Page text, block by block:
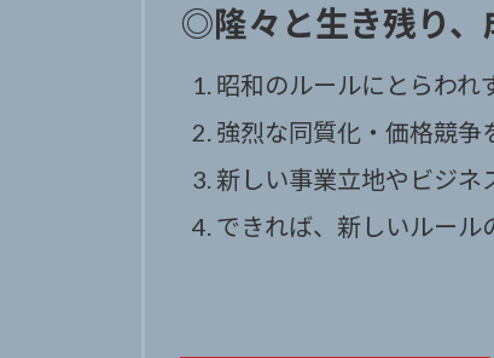
◎隆々と生き残り、
昭和のルールにとらわれ
強烈な同質化・価格競争
新しい事業立地やビジネ
できれば、新しいルール